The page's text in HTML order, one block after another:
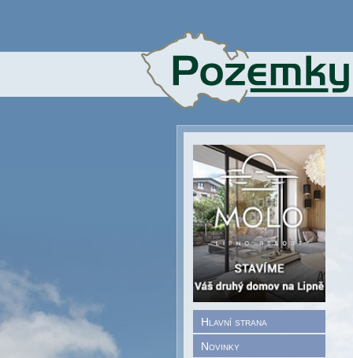
Hlavní strana
Novinky